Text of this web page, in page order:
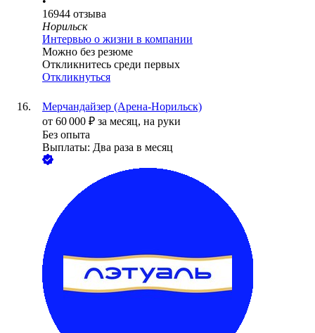
16944 отзыва
Норильск
Интервью о жизни в компании
Можно без резюме
Откликнитесь среди первых
Откликнуться
Мерчандайзер (Арена-Норильск)
от 60 000 ₽ за месяц, на руки
Без опыта
Выплаты: Два раза в месяц